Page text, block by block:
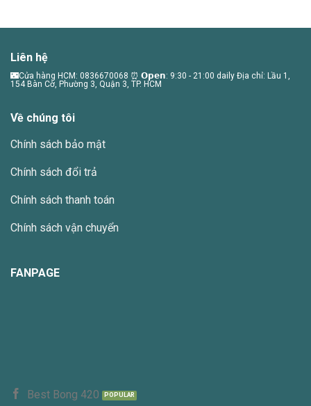
Liên hệ
🌃Cửa hàng HCM: 0836670068 ⏰ 𝗢𝗽𝗲𝗻: 9:30 - 21:00 daily Địa chỉ: Lầu 1,
154 Bàn Cờ, Phường 3, Quận 3, TP. HCM
Về chúng tôi
Chính sách bảo mật
Chính sách đổi trả
Chính sách thanh toán
Chính sách vận chuyển
FANPAGE
Best Bong 420